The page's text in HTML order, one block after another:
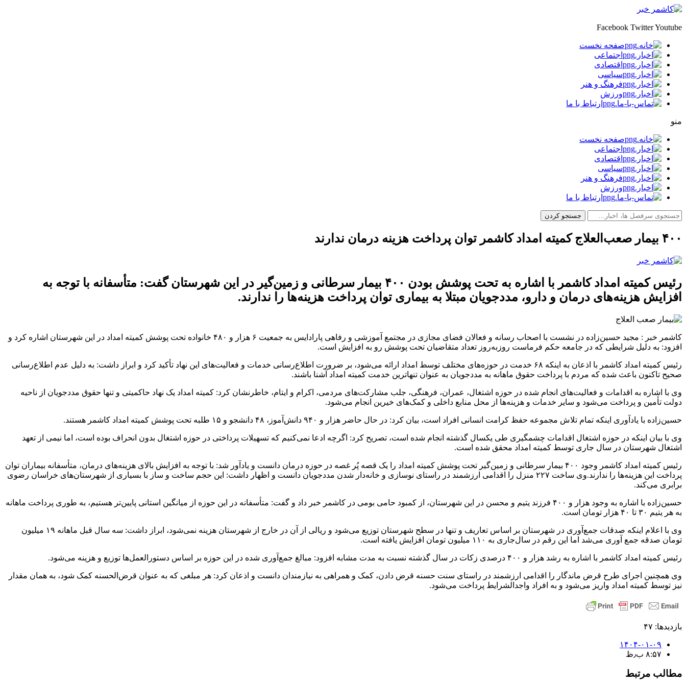
Facebook TwitterYoutube
صفحه نخست
اجتماعی
اقتصادی
سیاسی
فرهنگ و هنر
ورزش
ارتباط با ما
منو
صفحه نخست
اجتماعی
اقتصادی
سیاسی
فرهنگ و هنر
ورزش
ارتباط با ما
۴۰۰ بیمار صعب‌العلاج کمیته امداد کاشمر توان پرداخت هزینه درمان ندارند
رئیس کمیته امداد کاشمر با اشاره به تحت پوشش بودن ۴۰۰ بیمار سرطانی و زمین‌گیر در این شهرستان گفت: متأسفانه با توجه به
افزایش هزینه‌های درمان و دارو، مددجویان مبتلا به بیماری توان پرداخت هزینه‌ها را ندارند.
کاشمر خبر :
مجید حسین‌زاده در نشست با اصحاب رسانه و فعالان فضای مجازی در مجتمع آموزشی و رفاهی پارادایس به جمعیت ۶ هزار و ۴۸۰ خانواده تحت پوشش کمیته امداد در این شهرستان اشاره کرد و
افزود: به دلیل شرایطی که در جامعه حکم فرماست روزبه‌روز تعداد متقاضیان تحت پوشش رو به افزایش است.
رئیس کمیته امداد کاشمر با اذعان به اینکه ۶۸ خدمت در حوزه‌های مختلف توسط امداد ارائه‌ می‌شود، بر ضرورت اطلاع‌رسانی خدمات و فعالیت‌های این نهاد تأکید کرد و ابراز داشت: به دلیل عدم اطلاع‌رسانی
صحیح تاکنون باعث شده که مردم با پرداخت حقوق ماهانه به مددجویان به عنوان تنهاترین خدمت کمیته امداد آشنا باشند.
وی با اشاره به اقدامات و فعالیت‌های انجام شده در حوزه اشتغال، عمران، فرهنگی، جلب مشارکت‌های مردمی، اکرام و ایتام، خاطرنشان کرد: کمیته امداد یک نهاد حاکمیتی و تنها حقوق مددجویان از ناحیه
دولت تأمین و پرداخت می‌شود و سایر خدمات و هزینه‌ها از محل منابع داخلی و کمک‌های خیرین انجام می‌شود.
حسین‌زاده با یادآوری اینکه تمام تلاش مجموعه حفظ کرامت انسانی افراد است، بیان کرد: در حال حاضر هزار و ۹۴۰ دانش‌آموز، ۴۸ دانشجو و ۱۵ طلبه تحت پوشش کمیته امداد کاشمر هستند.
وی با بیان اینکه در حوزه اشتغال اقدامات چشمگیری طی یکسال گذشته انجام شده است، تصریح کرد: اگرچه ادعا نمی‌کنیم که تسهیلات پرداختی در حوزه اشتغال بدون انحراف بوده است، اما نیمی از تعهد
اشتغال شهرستان در سال جاری توسط کمیته امداد محقق شده است.
رئیس کمیته امداد کاشمر وجود ۴۰۰ بیمار سرطانی و زمین‌گیر تحت پوشش کمیته امداد را یک قصه پُر غصه در حوزه درمان دانست و یادآور شد: با توجه به افزایش بالای هزینه‌های درمان، متأسفانه بیماران توان
پرداخت این هزینه‌ها را ندارند.
وی ساخت ۲۲۷ منزل را اقدامی ارزشمند در راستای نوسازی و خانه‌دار شدن مددجویان دانست و اظهار داشت: این حجم ساخت و ساز با بسیاری از شهرستان‌های خراسان رضوی
برابری می‌کند.
حسین‌زاده با اشاره به وجود هزار و ۴۰۰ فرزند یتیم و محسن در این شهرستان، از کمبود حامی بومی در کاشمر خبر داد و گفت: متأسفانه در این حوزه از میانگین استانی پایین‌تر هستیم، به طوری پرداخت ماهانه
به هر یتیم ۳۰ تا ۴۰ هزار تومان است.
وی با اعلام اینکه صدقات جمع‌آوری در شهرستان بر اساس تعاریف و تنها در سطح شهرستان توزیع می‌شود و ریالی از آن در خارج از شهرستان هزینه نمی‌شود، ابراز داشت: سه سال قبل ماهانه ۱۹ میلیون
تومان صدقه جمع آوری می‌شد اما این رقم در سال‌جاری به ۱۱۰ میلیون تومان افزایش یافته است.
رئیس کمیته امداد کاشمر با اشاره به رشد هزار و ۴۰۰ درصدی زکات در سال‌ گذشته نسبت به مدت مشابه افزود: مبالغ جمع‌آوری شده در این حوزه بر اساس دستورالعمل‌ها توزیع و هزینه می‌شود.
وی همچنین اجرای طرح قرض ماندگار را اقدامی ارزشمند در راستای سنت حسنه قرض دادن، کمک و همراهی به نیازمندان دانست و اذعان کرد: هر مبلغی که به عنوان قرض‌الحسنه کمک شود، به همان مقدار
نیز توسط کمیته امداد واریز می‌شود و به افراد واجدالشرایط پرداخت می‌شود‌.
بازدیدها: ۴۷
۱۴۰۴-۰۱-۰۹
۸:۵۷ ب٫ظ
مطالب مرتبط